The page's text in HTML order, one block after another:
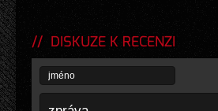
DISKUZE K RECENZI